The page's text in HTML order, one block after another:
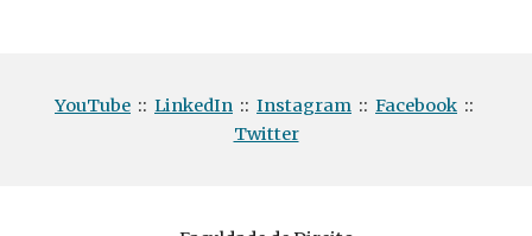
YouTube :: LinkedIn :: Instagram :: Facebook ::
Twitter